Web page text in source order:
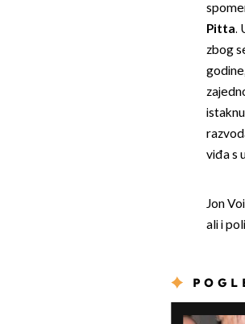
Pitta.
zbog
viđa s
Jon
ali i